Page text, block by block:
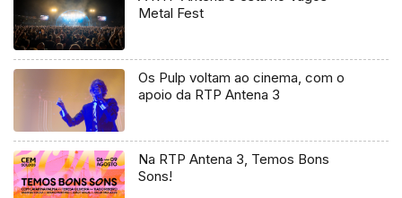
Metal Fest
Os Pulp voltam ao cinema, com o
apoio da RTP Antena 3
Na RTP Antena 3, Temos Bons
Sons!